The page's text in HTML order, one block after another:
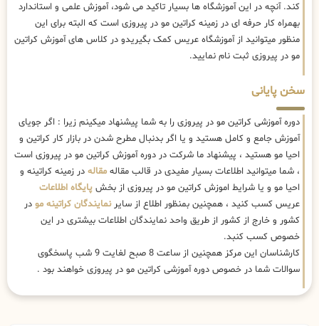
کند. آنچه در این آموزشگاه ها بسیار تاکید می شود، آموزش علمی و استاندارد
بهمراه کار حرفه ای در زمینه کراتین مو در پیروزی است که البته برای این
منظور میتوانید از آموزشگاه عریس کمک بگیریدو در کلاس های آموزش کراتین
مو در پیروزی ثبت نام نمایید.
سخن پایانی
دوره آموزشی کراتین مو در پیروزی را به شما پیشنهاد میکینم زیرا : اگر جویای
آموزش جامع و کامل هستید و یا اگر بدنبال مطرح شدن در بازار کار کراتین و
احیا مو هستید ، پیشنهاد ما شرکت در دوره آموزش کراتین مو در پیروزی است
، شما میتوانید اطلاعات بسیار مفیدی در قالب مقاله مقاله در زمینه کراتینه و
احیا مو و یا شرایط اموزش کراتین مو در پیروزی از بخش پایگاه اطلاعات
عریس کسب کنید ، همچنین بمنظور اطلاع از سایرنمایندگان کراتینه مو در
کشور و خارج از کشور از طریق واحد نمایندگان اطلاعات بیشتری در این
خصوص کسب کنبد.
کارشناسان این مرکز همچنین از ساعت 8 صبح لغایت 9 شب پاسخگوی
سوالات شما در خصوص دوره آموزشی کراتین مو در پیروزی خواهند بود .